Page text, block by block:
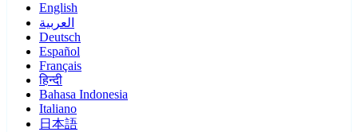
English
العربية
Deutsch
Español
Français
हिन्दी
Bahasa Indonesia
Italiano
日本語